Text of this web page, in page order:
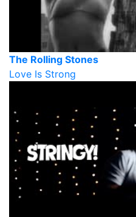
The Rolling Stones
Love Is Strong